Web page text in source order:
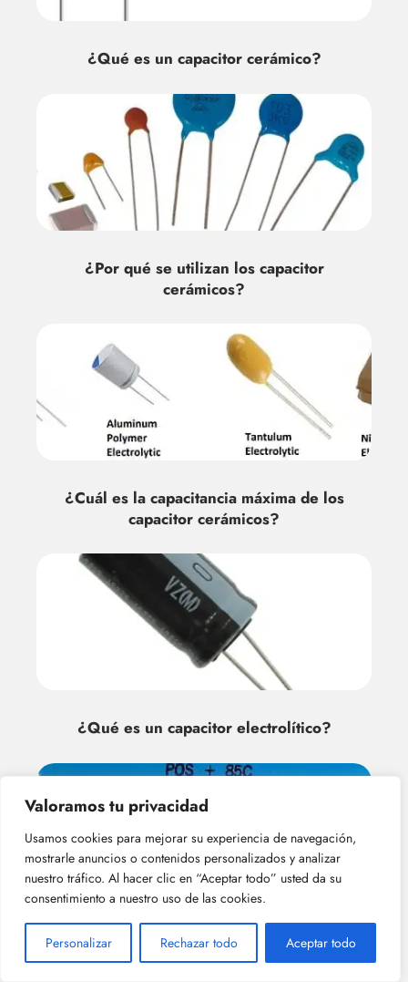
Valoramos tu privacidad
Usamos cookies para mejorar su experiencia de navegación,
mostrarle anuncios o contenidos personalizados y analizar
nuestro tráfico. Al hacer clic en “Aceptar todo” usted da su
consentimiento a nuestro uso de las cookies.
Personalizar Rechazar todo Aceptar todo
¿Qué es un capacitor cerámico?
¿Por qué se utilizan los capacitor
cerámicos?
¿Cuál es la capacitancia máxima de los
capacitor cerámicos?
¿Qué es un capacitor electrolítico?
¿cuáles son las principales ventajas de
los capacitor electrolíticos?